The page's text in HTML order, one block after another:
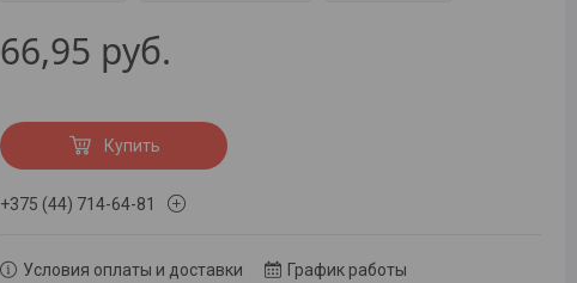
66,95 руб.
Купить
+375 (44) 714-64-81
Условия оплаты и доставки
График работы